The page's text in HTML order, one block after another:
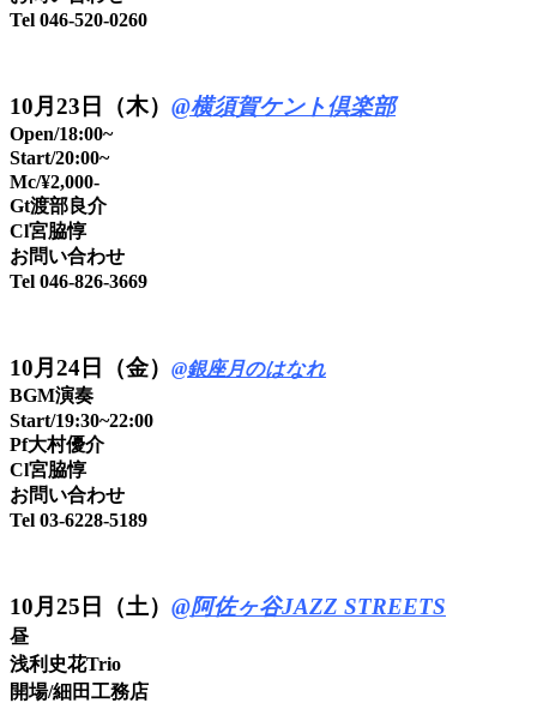
Tel 046-520-0260
10月23日（木） @横須賀ケント倶楽部
Open/18:00~
Start/20:00~
Mc/¥2,000-
Gt渡部良介
Cl宮脇惇
お問い合わせ
Tel 046-826-3669
10月24日（金） @銀座月のはなれ
BGM演奏
Start/19:30~22:00
Pf大村優介
Cl宮脇惇
お問い合わせ
Tel 03-6228-5189
10月25日（土） @阿佐ヶ谷JAZZ STREETS
昼
浅利史花Trio
開場/細田工務店